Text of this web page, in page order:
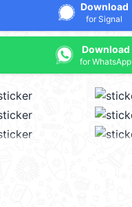
Download
for Signal
Download
for WhatsApp